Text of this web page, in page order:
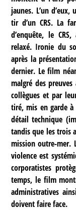
jaunes. L’un
tir d’un CRS. La
d’enquête, le
relaxé. Ironie du
après la
dernier. Le film
malgré des
collègues et par
tiré, mis en garde à
détail technique
tandis que les trois
mission outre-mer.
violence est
corporatistes
temps, le film
administratives
doivent faire face.